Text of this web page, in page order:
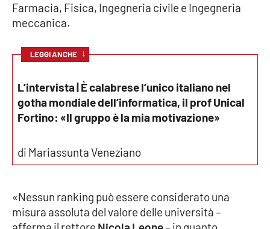
LOCALI
Crotone
Reggio Calabria
Cosenza
Farmacia, Fisica, Ingegneria civile e Ingegneria
meccanica.
LEGGI ANCHE ↓
L’intervista | È calabrese l’unico italiano nel
gotha mondiale dell’informatica, il prof Unical
Fortino: «Il gruppo è la mia motivazione»
di Mariassunta Veneziano
«Nessun ranking può essere considerato una
misura assoluta del valore delle università –